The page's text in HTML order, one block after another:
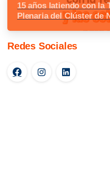
15 años latiendo con la
Plenaria del Clúster de
y las estrategias para el
Redes Sociales